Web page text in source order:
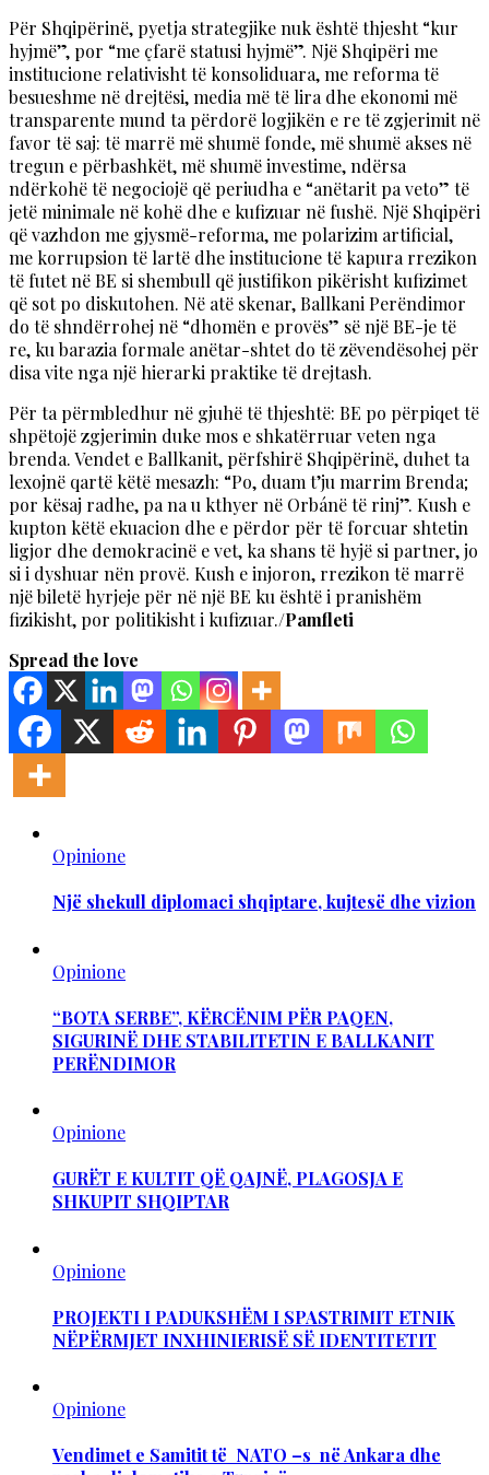
Për Shqipërinë, pyetja strategjike nuk është thjesht “kur
hyjmë”, por “me çfarë statusi hyjmë”. Një Shqipëri me
institucione relativisht të konsoliduara, me reforma të
besueshme në drejtësi, media më të lira dhe ekonomi më
transparente mund ta përdorë logjikën e re të zgjerimit në
favor të saj: të marrë më shumë fonde, më shumë akses në
tregun e përbashkët, më shumë investime, ndërsa
ndërkohë të negociojë që periudha e “anëtarit pa veto” të
jetë minimale në kohë dhe e kufizuar në fushë. Një Shqipëri
që vazhdon me gjysmë-reforma, me polarizim artificial,
me korrupsion të lartë dhe institucione të kapura rrezikon
të futet në BE si shembull që justifikon pikërisht kufizimet
që sot po diskutohen. Në atë skenar, Ballkani Perëndimor
do të shndërrohej në “dhomën e provës” së një BE-je të
re, ku barazia formale anëtar-shtet do të zëvendësohej për
disa vite nga një hierarki praktike të drejtash.
Për ta përmbledhur në gjuhë të thjeshtë: BE po përpiqet të
shpëtojë zgjerimin duke mos e shkatërruar veten nga
brenda. Vendet e Ballkanit, përfshirë Shqipërinë, duhet ta
lexojnë qartë këtë mesazh: “Po, duam t’ju marrim Brenda;
por kësaj radhe, pa na u kthyer në Orbánë të rinj”. Kush e
kupton këtë ekuacion dhe e përdor për të forcuar shtetin
ligjor dhe demokracinë e vet, ka shans të hyjë si partner, jo
si i dyshuar nën provë. Kush e injoron, rrezikon të marrë
një biletë hyrjeje për në një BE ku është i pranishëm
fizikisht, por politikisht i kufizuar./Pamfleti
Spread the love
Opinione
Një shekull diplomaci shqiptare, kujtesë dhe vizion
Opinione
“BOTA SERBE”, KËRCËNIM PËR PAQEN,
SIGURINË DHE STABILITETIN E BALLKANIT
PERËNDIMOR
Opinione
GURËT E KULTIT QË QAJNË, PLAGOSJA E
SHKUPIT SHQIPTAR
Opinione
PROJEKTI I PADUKSHËM I SPASTRIMIT ETNIK
NËPËRMJET INXHINIERISË SË IDENTITETIT
Opinione
Vendimet e Samitit të NATO –s në Ankara dhe